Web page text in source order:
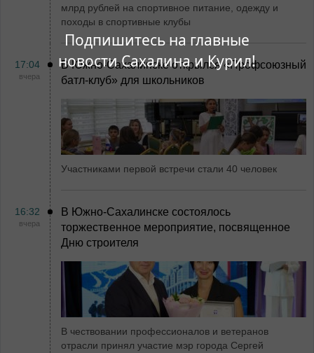
Подпишитесь на главные
новости Сахалина и Курил!
млрд рублей на спортивное питание, одежду и
походы в спортивные клубы
17:04
вчера
В Южно-Сахалинске открылся «Профсоюзный
батл-клуб» для школьников
Участниками первой встречи стали 40 человек
16:32
вчера
В Южно-Сахалинске состоялось
торжественное мероприятие, посвященное
Дню строителя
В чествовании профессионалов и ветеранов
отрасли принял участие мэр города Сергей